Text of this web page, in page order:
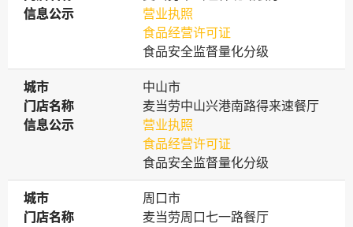
信息公示
信息公示
营业执照
食品经营许可证
食品安全监督量化分级
城市
城市
中山市
门店名称
门店名称
麦当劳中山兴港南路得来速餐厅
信息公示
信息公示
营业执照
食品经营许可证
食品安全监督量化分级
城市
城市
周口市
门店名称
门店名称
麦当劳周口七一路餐厅